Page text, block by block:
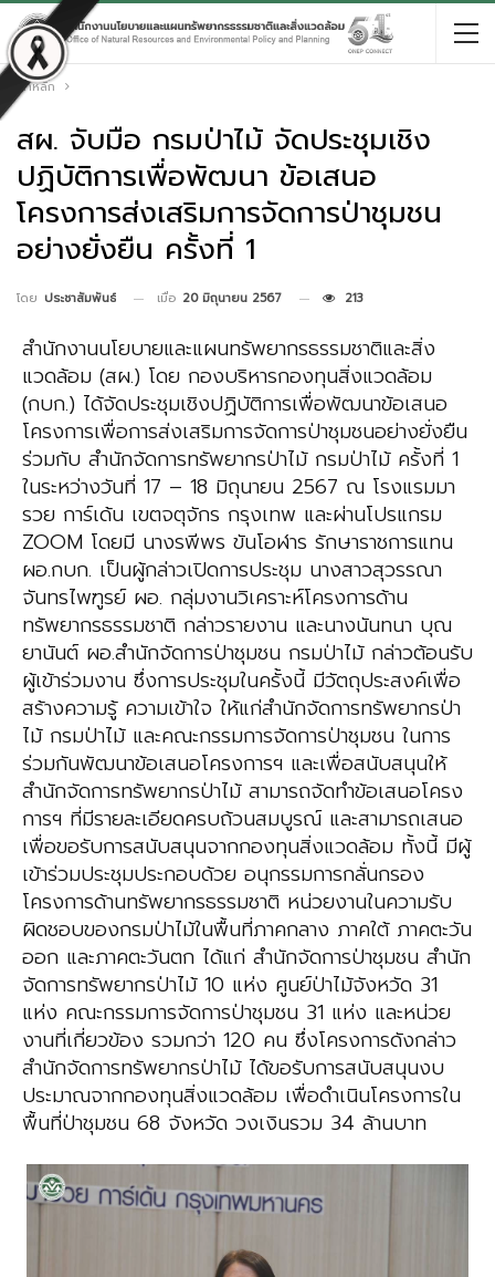
หน้าหลัก
สผ. จับมือ กรมป่าไม้ จัดประชุมเชิง
ปฏิบัติการเพื่อพัฒนา ข้อเสนอ
โครงการส่งเสริมการจัดการป่าชุมชน
อย่างยั่งยืน ครั้งที่ 1
โดย ประชาสัมพันธ์ เมื่อ 20 มิถุนายน 2567 213
สำนักงานนโยบายและแผนทรัพยากรธรรมชาติและสิ่ง
แวดล้อม (สผ.) โดย กองบริหารกองทุนสิ่งแวดล้อม
(กบก.) ได้จัดประชุมเชิงปฏิบัติการเพื่อพัฒนาข้อเสนอ
โครงการเพื่อการส่งเสริมการจัดการป่าชุมชนอย่างยั่งยืน
ร่วมกับ สำนักจัดการทรัพยากรป่าไม้ กรมป่าไม้ ครั้งที่ 1
ในระหว่างวันที่ 17 – 18 มิถุนายน 2567 ณ โรงแรมมา
รวย การ์เด้น เขตจตุจักร กรุงเทพ และผ่านโปรแกรม
ZOOM โดยมี นางรพีพร ขันโอฬาร รักษาราชการแทน
ผอ.กบก. เป็นผู้กล่าวเปิดการประชุม นางสาวสุวรรณา
จันทรไพฑูรย์ ผอ. กลุ่มงานวิเคราะห์โครงการด้าน
ทรัพยากรธรรมชาติ กล่าวรายงาน และนางนันทนา บุณ
ยานันต์ ผอ.สำนักจัดการป่าชุมชน กรมป่าไม้ กล่าวต้อนรับ
ผู้เข้าร่วมงาน ซึ่งการประชุมในครั้งนี้ มีวัตถุประสงค์เพื่อ
สร้างความรู้ ความเข้าใจ ให้แก่สำนักจัดการทรัพยากรป่า
ไม้ กรมป่าไม้ และคณะกรรมการจัดการป่าชุมชน ในการ
ร่วมกันพัฒนาข้อเสนอโครงการฯ และเพื่อสนับสนุนให้
สำนักจัดการทรัพยากรป่าไม้ สามารถจัดทำข้อเสนอโครง
การฯ ที่มีรายละเอียดครบถ้วนสมบูรณ์ และสามารถเสนอ
เพื่อขอรับการสนับสนุนจากกองทุนสิ่งแวดล้อม ทั้งนี้ มีผู้
เข้าร่วมประชุมประกอบด้วย อนุกรรมการกลั่นกรอง
โครงการด้านทรัพยากรธรรมชาติ หน่วยงานในความรับ
ผิดชอบของกรมป่าไม้ในพื้นที่ภาคกลาง ภาคใต้ ภาคตะวัน
ออก และภาคตะวันตก ได้แก่ สำนักจัดการป่าชุมชน สำนัก
จัดการทรัพยากรป่าไม้ 10 แห่ง ศูนย์ป่าไม้จังหวัด 31
แห่ง คณะกรรมการจัดการป่าชุมชน 31 แห่ง และหน่วย
งานที่เกี่ยวข้อง รวมกว่า 120 คน ซึ่งโครงการดังกล่าว
สำนักจัดการทรัพยากรป่าไม้ ได้ขอรับการสนับสนุนงบ
ประมาณจากกองทุนสิ่งแวดล้อม เพื่อดำเนินโครงการใน
พื้นที่ป่าชุมชน 68 จังหวัด วงเงินรวม 34 ล้านบาท